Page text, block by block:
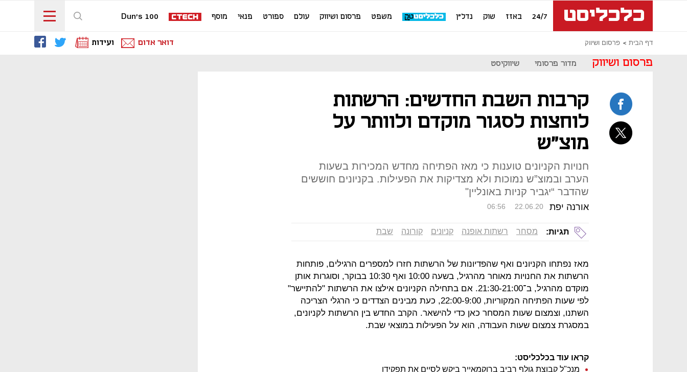
24/7 באזז שוק נדל"ן משפט פרסום ושיווק עולם ספורט פנאי מוסף Dun's 100
דף הבית פרסום ושיווק דואר אדום ועידות
פרסום ושיווק מדור פרסומי שיווקיסט
קרבות השבת החדשים: הרשתות
לוחצות לסגור מוקדם ולוותר על
מוצ"ש
חנויות הקניונים טוענות כי מאז הפתיחה מחדש המכירות בשעות
הערב ובמוצ”ש נמוכות ולא מצדיקות את הפעילות. בקניונים חוששים
שהדבר “יגביר קניות באונליין"
אורנה יפת 06:56 22.06.20
תגיות: מסחר רשתות אופנה קניונים קורונה שבת
מאז נפתחו הקניונים ואף שהפדיונות של הרשתות חזרו למספרים הרגילים, פותחות
הרשתות את החנויות מאוחר מהרגיל, בשעה 10:00 ואף 10:30 בבוקר, וסוגרות אותן
מוקדם מהרגיל, ב־21:30-21:00. אם בתחילה הקניונים אילצו את הרשתות "להתיישר"
לפי שעות הפתיחה המקוריות, 22:00-9:00, כעת מבינים הצדדים כי הרגלי הצריכה
השתנו, וצמצום שעות המסחר כאן כדי להישאר. הקרב החדש בין הרשתות לקניונים,
במסגרת צמצום שעות העבודה, הוא על הפעילות במוצאי שבת.
קראו עוד בכלכליסט:
מנכ"ל קבוצת גולף רביב ברוקמאייר ביקש לסיים את תפקידו